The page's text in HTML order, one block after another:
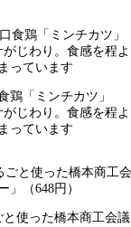
鶏「ミンチカツ」
がじわり。食感を程よ
っています
使った橋本商工会議